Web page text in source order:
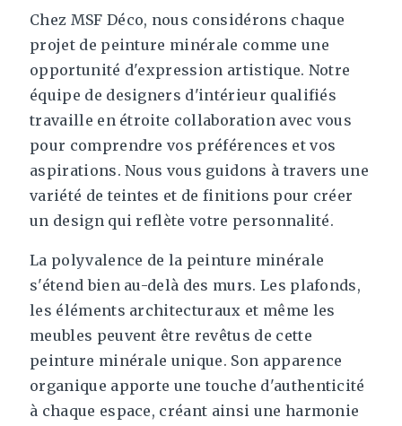
Chez MSF Déco, nous considérons chaque
projet de peinture minérale comme une
opportunité d'expression artistique. Notre
équipe de designers d'intérieur qualifiés
travaille en étroite collaboration avec vous
pour comprendre vos préférences et vos
aspirations. Nous vous guidons à travers une
variété de teintes et de finitions pour créer
un design qui reflète votre personnalité.
La polyvalence de la peinture minérale
s'étend bien au-delà des murs. Les plafonds,
les éléments architecturaux et même les
meubles peuvent être revêtus de cette
peinture minérale unique. Son apparence
organique apporte une touche d'authenticité
à chaque espace, créant ainsi une harmonie